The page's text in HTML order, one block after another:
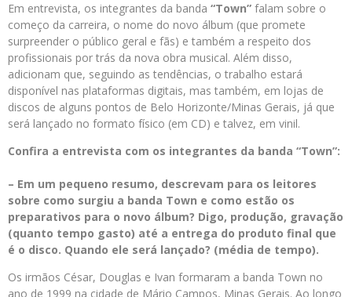
Em entrevista, os integrantes da banda “Town” falam sobre o
começo da carreira, o nome do novo álbum (que promete
surpreender o público geral e fãs) e também a respeito dos
profissionais por trás da nova obra musical. Além disso,
adicionam que, seguindo as tendências, o trabalho estará
disponível nas plataformas digitais, mas também, em lojas de
discos de alguns pontos de Belo Horizonte/Minas Gerais, já que
será lançado no formato físico (em CD) e talvez, em vinil.
Confira a entrevista com os integrantes da banda “Town”:
– Em um pequeno resumo, descrevam para os leitores
sobre como surgiu a banda Town e como estão os
preparativos para o novo álbum? Digo, produção, gravação
(quanto tempo gasto) até a entrega do produto final que
é o disco. Quando ele será lançado? (média de tempo).
Os irmãos César, Douglas e Ivan formaram a banda Town no
ano de 1999 na cidade de Mário Campos, Minas Gerais. Ao longo